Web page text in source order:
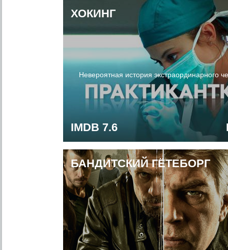
ХОКИНГ
Невероятная история экстраординарного
IMDB 7.6
БАНДИТСКИЙ ГЁТЕБОРГ